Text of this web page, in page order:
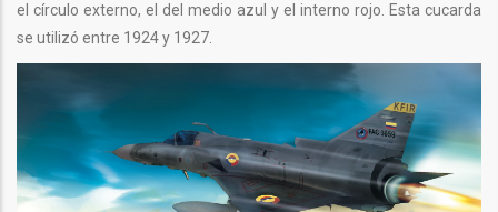
el círculo externo, el del medio azul y el interno rojo. Esta cucarda
se utilizó entre 1924 y 1927.